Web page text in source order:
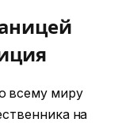
всему миру
на